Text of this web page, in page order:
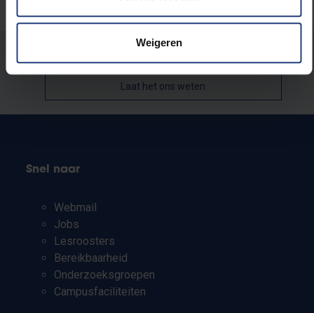
Weigeren
Laat het ons weten
Snel naar
Webmail
Jobs
Lesroosters
Bereikbaarheid
Onderzoeksgroepen
Campusfaciliteiten